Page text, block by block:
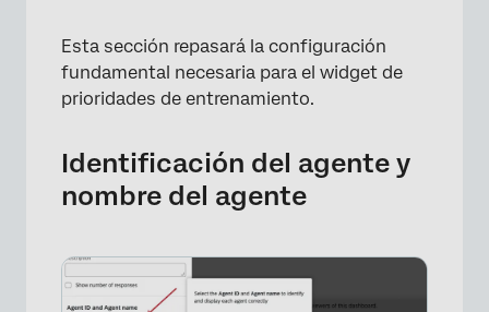
Esta sección repasará la configuración
fundamental necesaria para el widget de
prioridades de entrenamiento.
Identificación del agente y
nombre del agente